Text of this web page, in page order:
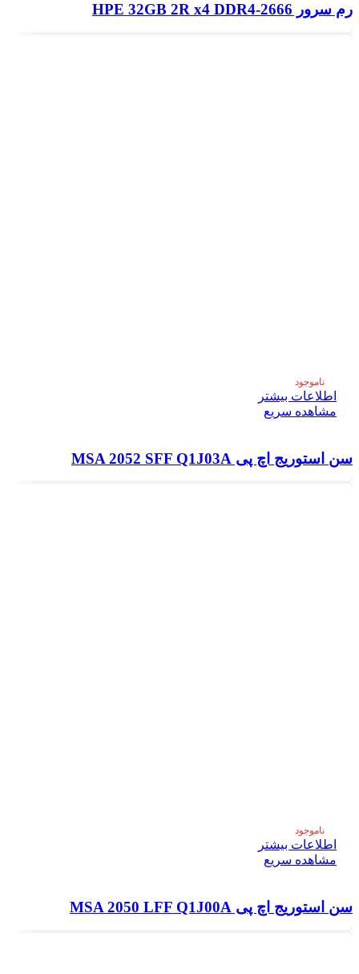
رم سرور HPE 32GB 2R x4 DDR4‑2666
ناموجود
اطلاعات بیشتر
مشاهده سریع
سن استوریج اچ پی MSA 2052 SFF Q1J03A
ناموجود
اطلاعات بیشتر
مشاهده سریع
سن استوریج اچ پی MSA 2050 LFF Q1J00A